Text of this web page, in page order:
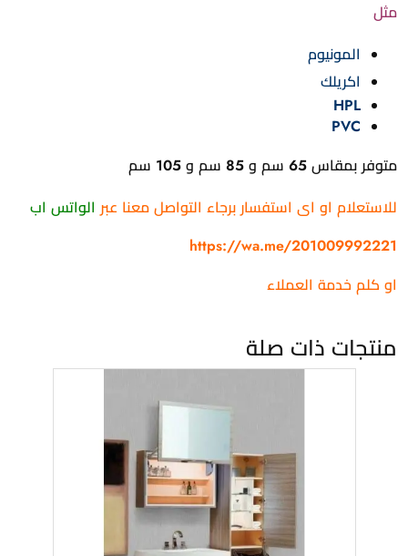
مثل
المونيوم
اكريلك
HPL
PVC
متوفر بمقاس 65 سم و 85 سم و 105 سم
للاستعلام او اى استفسار برجاء التواصل معنا عبر الواتس اب
https://wa.me/201009992221
او كلم خدمة العملاء
منتجات ذات صلة